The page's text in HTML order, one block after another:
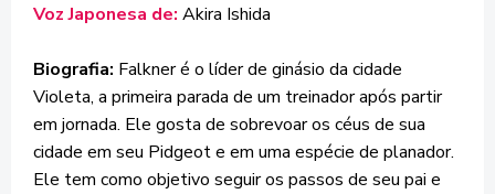
Voz Japonesa de: Akira Ishida
Biografia: Falkner é o líder de ginásio da cidade
Violeta, a primeira parada de um treinador após partir
em jornada. Ele gosta de sobrevoar os céus de sua
cidade em seu Pidgeot e em uma espécie de planador.
Ele tem como objetivo seguir os passos de seu pai e